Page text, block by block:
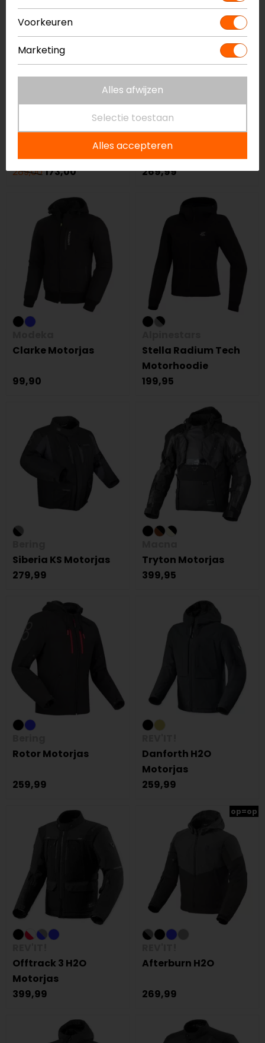
op=op
Motorjas
289,00173,00
REV'IT!
Afterburn H2O Dames
Motorjas
269,99
Clarke Motorjas
99,90
Stella Radium Tech
Motorhoodie
199,95
Siberia KS Motorjas
279,99
Tryton Motorjas
399,95
Rotor Motorjas
259,99
Danforth H2O
Motorjas
259,99
Offtrack 3 H2O
Motorjas
399,99
op=op
Afterburn H2O
269,99
Voorkeuren
Marketing
Alles afwijzen
Selectie toestaan
Alles accepteren